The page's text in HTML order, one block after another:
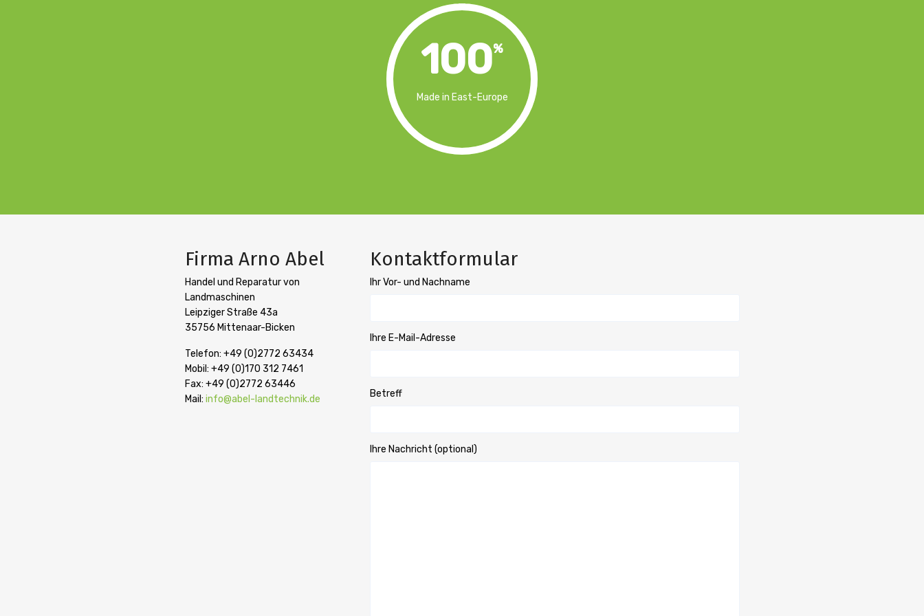
100%
Made in East-Europe
Firma Arno Abel
Handel und Reparatur von
Landmaschinen
Leipziger Straße 43a
35756 Mittenaar-Bicken
Telefon: +49 (0)2772 63434
Mobil: +49 (0)170 312 7461
Fax: +49 (0)2772 63446
Mail: info@abel-landtechnik.de
Kontaktformular
Ihr Vor- und Nachname
Ihre E-Mail-Adresse
Betreff
Ihre Nachricht (optional)